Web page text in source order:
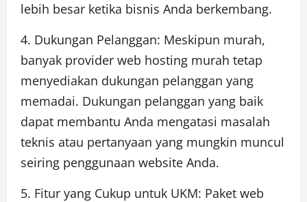
lebih besar ketika bisnis Anda berkembang.
4. Dukungan Pelanggan: Meskipun murah,
banyak provider web hosting murah tetap
menyediakan dukungan pelanggan yang
memadai. Dukungan pelanggan yang baik
dapat membantu Anda mengatasi masalah
teknis atau pertanyaan yang mungkin muncul
seiring penggunaan website Anda.
5. Fitur yang Cukup untuk UKM: Paket web